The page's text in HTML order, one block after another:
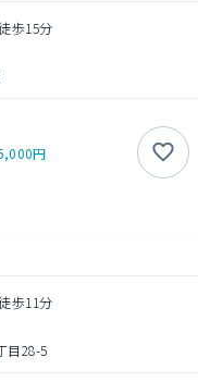
歩15分
円
歩11分
目28-5